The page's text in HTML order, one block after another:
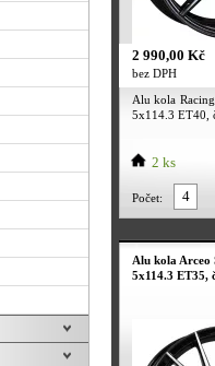
2 990,00 Kč
bez DPH
Alu kola
5x114.3 ET40,
2 ks
Počet:
Alu kola Arceo
5x114.3 ET35,